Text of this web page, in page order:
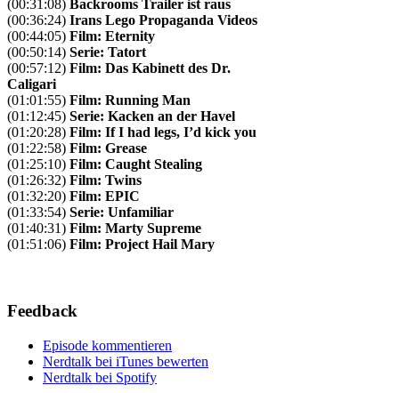
(00:31:08) Backrooms Trailer ist raus
(00:36:24) Irans Lego Propaganda Videos
(00:44:05) Film: Eternity
(00:50:14) Serie: Tatort
(00:57:12) Film: Das Kabinett des Dr.
Caligari
(01:01:55) Film: Running Man
(01:12:45) Serie: Kacken an der Havel
(01:20:28) Film: If I had legs, I’d kick you
(01:22:58) Film: Grease
(01:25:10) Film: Caught Stealing
(01:26:32) Film: Twins
(01:32:20) Film: EPIC
(01:33:54) Serie: Unfamiliar
(01:40:31) Film: Marty Supreme
(01:51:06) Film: Project Hail Mary
Feedback
Episode kommentieren
Nerdtalk bei iTunes bewerten
Nerdtalk bei Spotify